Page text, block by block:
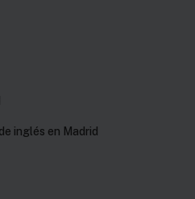
inglés en Madrid